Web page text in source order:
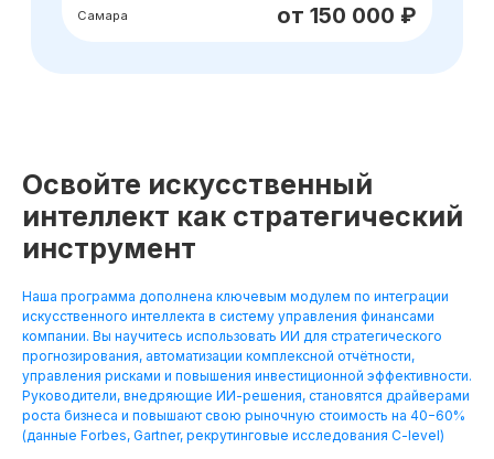
Освойте искусственный
интеллект как стратегический
инструмент
Наша программа дополнена ключевым модулем по интеграции
искусственного интеллекта в систему управления финансами
компании. Вы научитесь использовать ИИ для стратегического
прогнозирования, автоматизации комплексной отчётности,
управления рисками и повышения инвестиционной эффективности.
Руководители, внедряющие ИИ-решения, становятся драйверами
роста бизнеса и повышают свою рыночную стоимость на 40−60%
(данные Forbes, Gartner, рекрутинговые исследования C-level)
Хотите понять,